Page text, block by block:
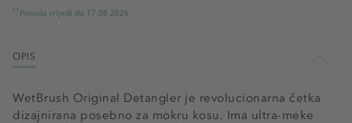
*1 Ponuda vrijedi do 17.08.2026
OPIS
WetBrush Original Detangler je revolucionarna četka
dizajnirana posebno za mokru kosu. Ima ultra-meke